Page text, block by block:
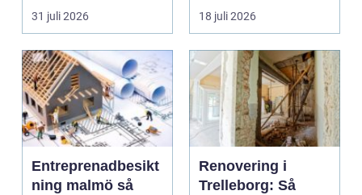
säljas billi...
31 juli 2026
fler vill sän...
18 juli 2026
Entreprenadbesikt
ning malmö så
Renovering i
Trelleborg: Så